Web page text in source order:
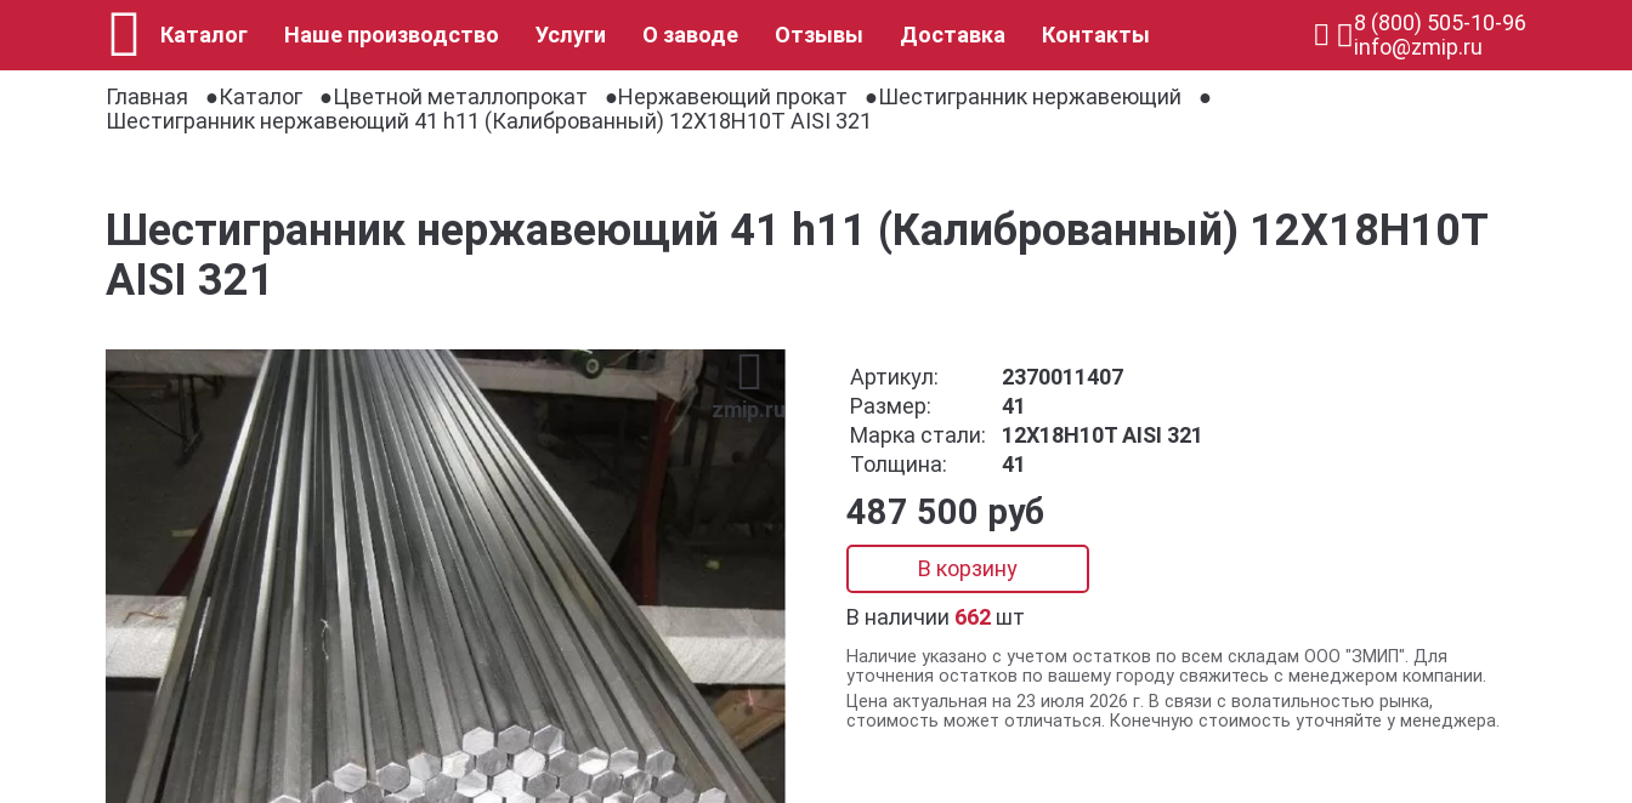
Каталог Наше производство Услуги О заводе Отзывы Доставка Контакты
8 (800) 505-10-96
info@zmip.ru
Главная
Каталог Цветной металлопрокат Нержавеющий прокат
Шестигранник нержавеющий
Шестигранник нержавеющий 41 h11 (Калиброванный) 12Х18Н10Т AISI 321
Шестигранник нержавеющий 41 h11 (Калиброванный) 12Х18Н10Т
AISI 321
zmip.ru
Артикул:
2370011407
Размер:
41
Марка стали:
12Х18Н10Т AISI 321
Толщина:
41
487 500 руб
В корзину
В наличии 662 шт
Наличие указано с учетом остатков по всем складам ООО "ЗМИП". Для
уточнения остатков по вашему городу свяжитесь с менеджером компании.
Цена актуальная на 23 июля 2026 г. В связи с волатильностью рынка,
стоимость может отличаться. Конечную стоимость уточняйте у менеджера.